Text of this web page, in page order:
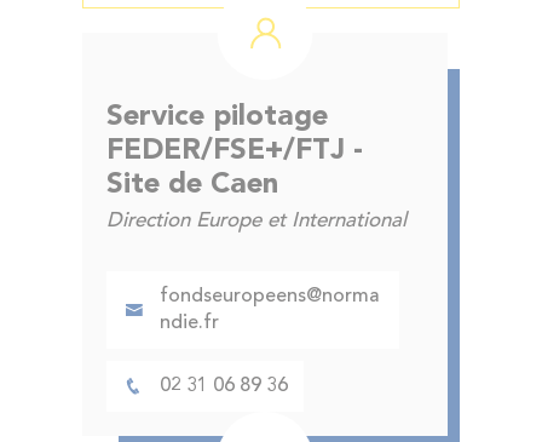
Service pilotage
FEDER/FSE+/FTJ -
Site de Caen
Direction Europe et International
fondseuropeens@norma
ndie.fr
02 31 06 89 36